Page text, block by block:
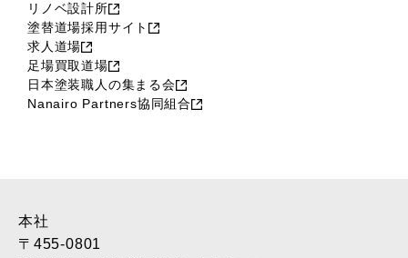
リノベ設計所
塗替道場採用サイト
求人道場
足場買取道場
日本塗装職人の集まる会
Nanairo Partners協同組合
本社
〒455-0801